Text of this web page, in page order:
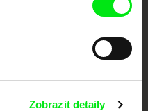
Zobrazit detaily